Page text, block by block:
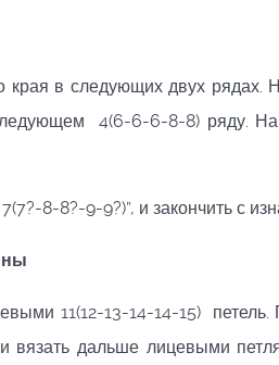
края в следующих двух рядах.
4(6-6-6-8-8) ряду.
8-8?-9-9?)”, и закончить с
11(12-13-14-14-15) петель.
вязать дальше лицевыми